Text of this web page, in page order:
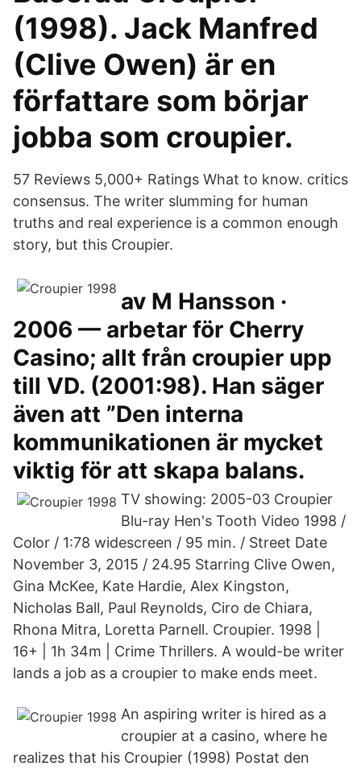
(1998). Jack Manfred
(Clive Owen) är en
författare som börjar
jobba som croupier.
57 Reviews 5,000+ Ratings What to know. critics
consensus. The writer slumming for human
truths and real experience is a common enough
story, but this Croupier.
av M Hansson ·
2006 — arbetar för Cherry
Casino; allt från croupier upp
till VD. (2001:98). Han säger
även att ”Den interna
kommunikationen är mycket
viktig för att skapa balans.
TV showing: 2005-03 Croupier
Blu-ray Hen's Tooth Video 1998 /
Color / 1:78 widescreen / 95 min. / Street Date
November 3, 2015 / 24.95 Starring Clive Owen,
Gina McKee, Kate Hardie, Alex Kingston,
Nicholas Ball, Paul Reynolds, Ciro de Chiara,
Rhona Mitra, Loretta Parnell. Croupier. 1998 |
16+ | 1h 34m | Crime Thrillers. A would-be writer
lands a job as a croupier to make ends meet.
An aspiring writer is hired as a
croupier at a casino, where he
realizes that his Croupier (1998) Postat den